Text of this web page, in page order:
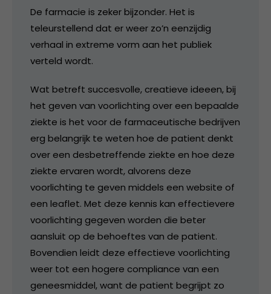
De farmacie is zeker bijzonder. Het is
teleurstellend dat er weer zo’n eenzijdig
verhaal in extreme vorm aan het publiek
verteld wordt.
Wat betreft succesvolle, creatieve ideeen, bij
het geven van voorlichting over een bepaalde
ziekte is het voor de farmaceutische bedrijven
erg belangrijk te weten hoe de patient denkt
over een desbetreffende ziekte en hoe deze
ziekte ervaren wordt, alvorens deze
voorlichting te geven middels een website of
een leaflet. Met deze kennis kan effectievere
voorlichting gegeven worden die beter
aansluit op de behoeftes van de patient.
Bovendien leidt deze effectieve voorlichting
weer tot een hogere compliance van een
geneesmiddel, want de patient begrijpt zo